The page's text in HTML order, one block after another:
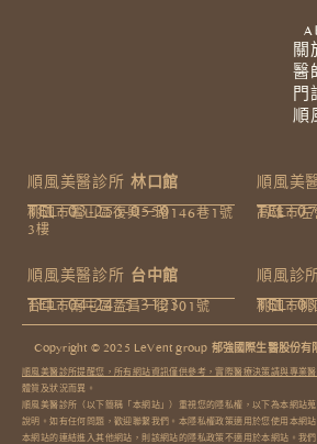
關
醫
門
順
順風美醫診所 林口館
TEL: 03-255-0550
桃園市龜山區復興一路146巷1號
3樓​
順風美
TEL:
高雄市
順風美醫診所 台中館
TEL: 04-2475-3123
台中市南屯區益昌一街101號
順風診
TEL:
桃園市
Copyright © 2025 LeVent group 郁強國際生醫股份有
順風美醫診所提醒您，所有網站資訊僅供參考，實際醫療決策請與專業
體質及狀況而異。
順風美醫診所（以下簡稱「本網站」）重視您的隱私權，以下為本網站
說明。如有任何問題，歡迎聯繫我們。本隱私權政策適用於您使用本網
本網站的連結進入其他網站，則該網站的隱私政策不適用於本網站。我